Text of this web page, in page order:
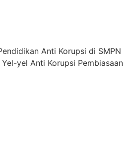
Anti Korupsi di SMPN
yel Anti Korupsi Pembiasaan